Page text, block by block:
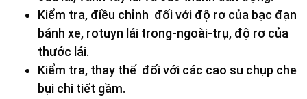
Kiểm tra, điều chỉnh đối với độ rơ của bạc đạn
bánh xe, rotuyn lái trong-ngoài-trụ, độ rơ của
thước lái.
Kiểm tra, thay thế đối với các cao su chụp che
bụi chi tiết gầm.